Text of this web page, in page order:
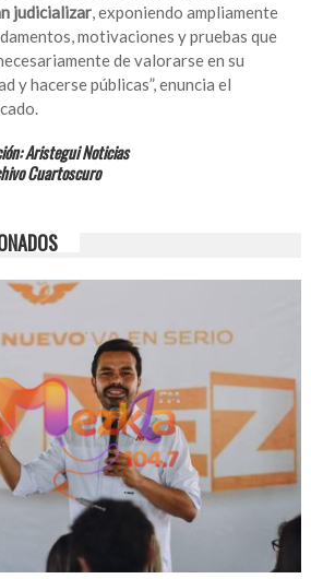
judicializar , exponiendo ampliamente
motivaciones y pruebas que
de valorarse en su
y hacerse públicas”, enuncia el
Aristegui Noticias
Cuartoscuro